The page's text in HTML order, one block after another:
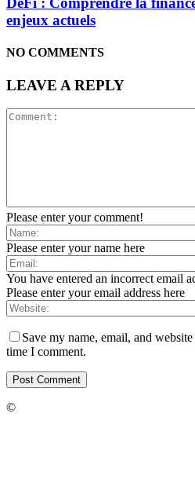
enjeux actuels
NO COMMENTS
LEAVE A REPLY
Please enter your comment!
Please enter your name here
You have entered an incorrect email
Please enter your email address here
Save my name, email, and
time I comment.
©